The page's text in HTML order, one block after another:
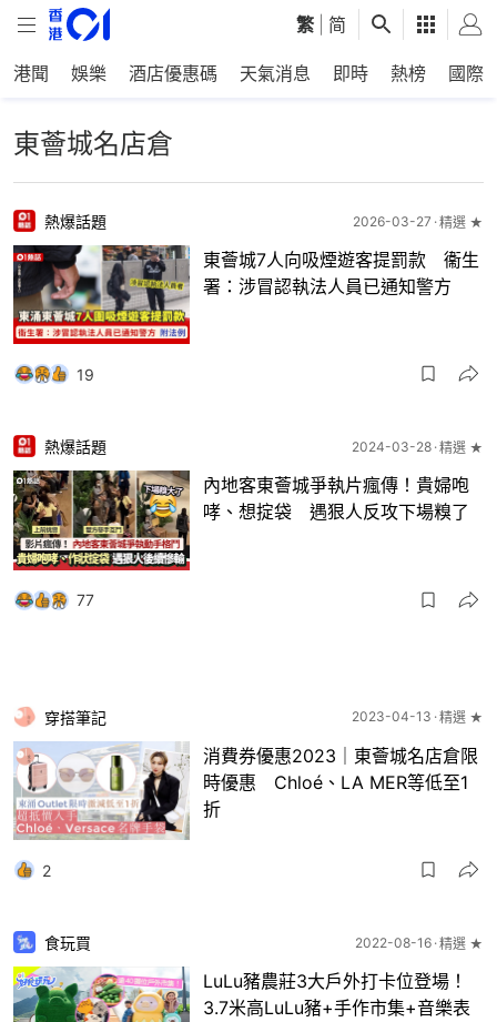
繁 简
港聞 娛樂 酒店優惠碼 天氣消息 即時 熱榜 國際
東薈城名店倉
熱爆話題 2026-03-27 精選 ★
東薈城7人向吸煙遊客提罰款 衞生
署：涉冒認執法人員已通知警方
19
熱爆話題 2024-03-28 精選 ★
內地客東薈城爭執片瘋傳！貴婦咆
哮、想掟袋 遇狠人反攻下場糗了
77
穿搭筆記 2023-04-13 精選 ★
消費券優惠2023｜東薈城名店倉限
時優惠 Chloé、LA MER等低至1
折
2
食玩買 2022-08-16 精選 ★
LuLu豬農莊3大戶外打卡位登場！
3.7米高LuLu豬+手作市集+音樂表